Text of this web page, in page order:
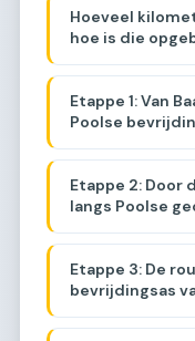
Hoeveel
hoe is die
Etappe 1: Van
Poolse
Etappe 2: Door
langs Poolse
Etappe 3: De
bevrijdingsas